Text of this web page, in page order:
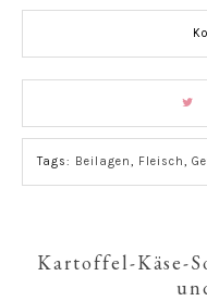
Tags: Beilagen, Fleisch,
Kartoffel-Käse-